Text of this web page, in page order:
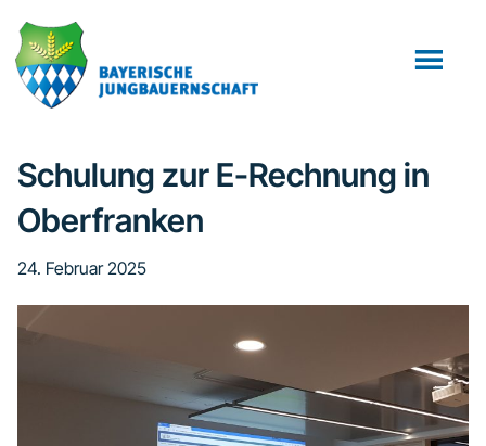
Inhalt
springen
Fußzeile
springen
Schulung zur E-Rechnung in
Oberfranken
24. Februar 2025